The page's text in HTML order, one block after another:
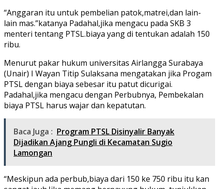
“Anggaran itu untuk pembelian patok,matrei,dan lain-
lain mas.”katanya Padahal,jika mengacu pada SKB 3
menteri tentang PTSL.biaya yang di tentukan adalah 150
ribu.
Menurut pakar hukum universitas Airlangga Surabaya
(Unair) I Wayan Titip Sulaksana mengatakan jika Progam
PTSL dengan biaya sebesar itu patut dicurigai.
Padahal,jika mengacu dengan Perbubnya, Pembekalan
biaya PTSL harus wajar dan kepatutan.
Baca Juga : Program PTSL Disinyalir Banyak
Dijadikan Ajang Pungli di Kecamatan Sugio
Lamongan
“Meskipun ada perbub,biaya dari 150 ke 750 ribu itu kan